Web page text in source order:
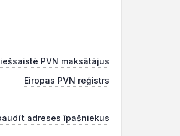
PVN maksātājus
Eiropas PVN reģistrs
adreses īpašniekus